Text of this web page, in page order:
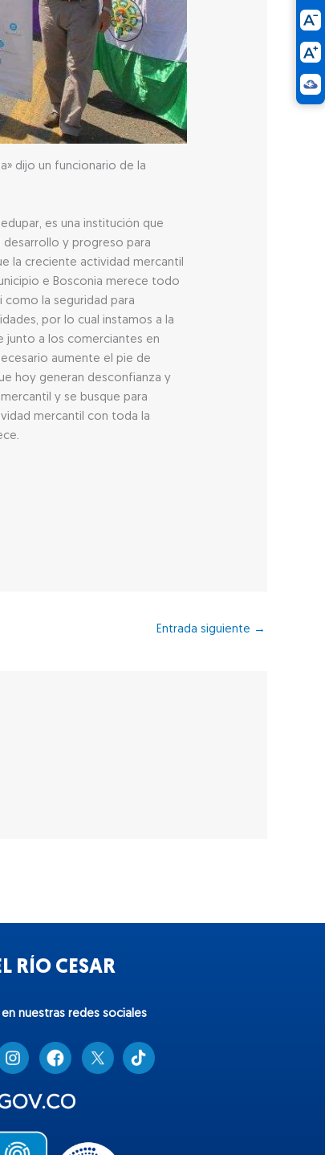
dijo un funcionario de la
es una institución que
desarrollo y progreso para
la creciente actividad mercantil
e Bosconia merece todo
la seguridad para
por lo cual instamos a la
junto a los comerciantes en
aumente el pie de
hoy generan desconfianza y
y se busque para
mercantil con toda la
Entrada siguiente →
RÍO CESAR
nuestras redes sociales
T
i
k